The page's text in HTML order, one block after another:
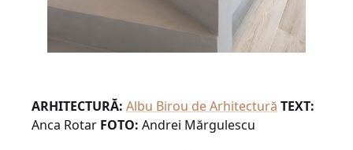
ARHITECTURĂ: Albu Birou de Arhitectură TEXT:
Anca Rotar FOTO: Andrei Mărgulescu